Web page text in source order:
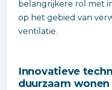
belangrijkere rol met
op het gebied van
ventilatie.
Innovatieve
duurzaam wonen